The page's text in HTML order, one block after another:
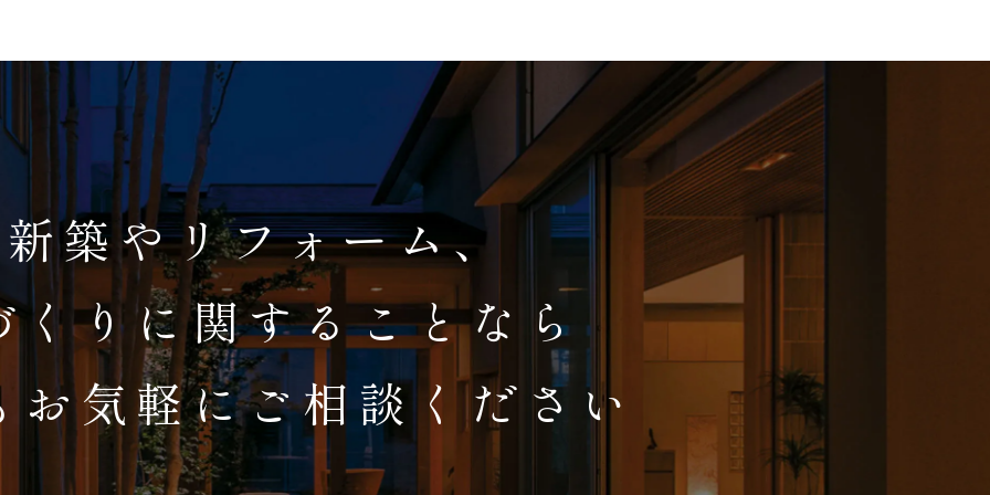
築やリフォーム、
くりに関することなら
お気軽にご相談ください